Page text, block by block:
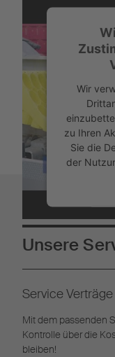
Wir
zu Ihren
Sie die
der
Unsere
Service Verträge
Mit dem passenden
Kontrolle über die
bleiben!